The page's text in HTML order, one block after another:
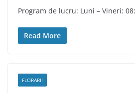
Program de lucru: Luni – Vineri:
Read More
FLORARII